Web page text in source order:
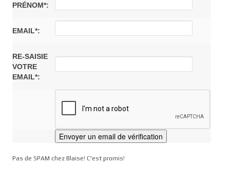
PRÉNOM*:
EMAIL*:
RE-SAISIE
VOTRE
EMAIL*:
Pas de SPAM chez Blaise! C'est promis!